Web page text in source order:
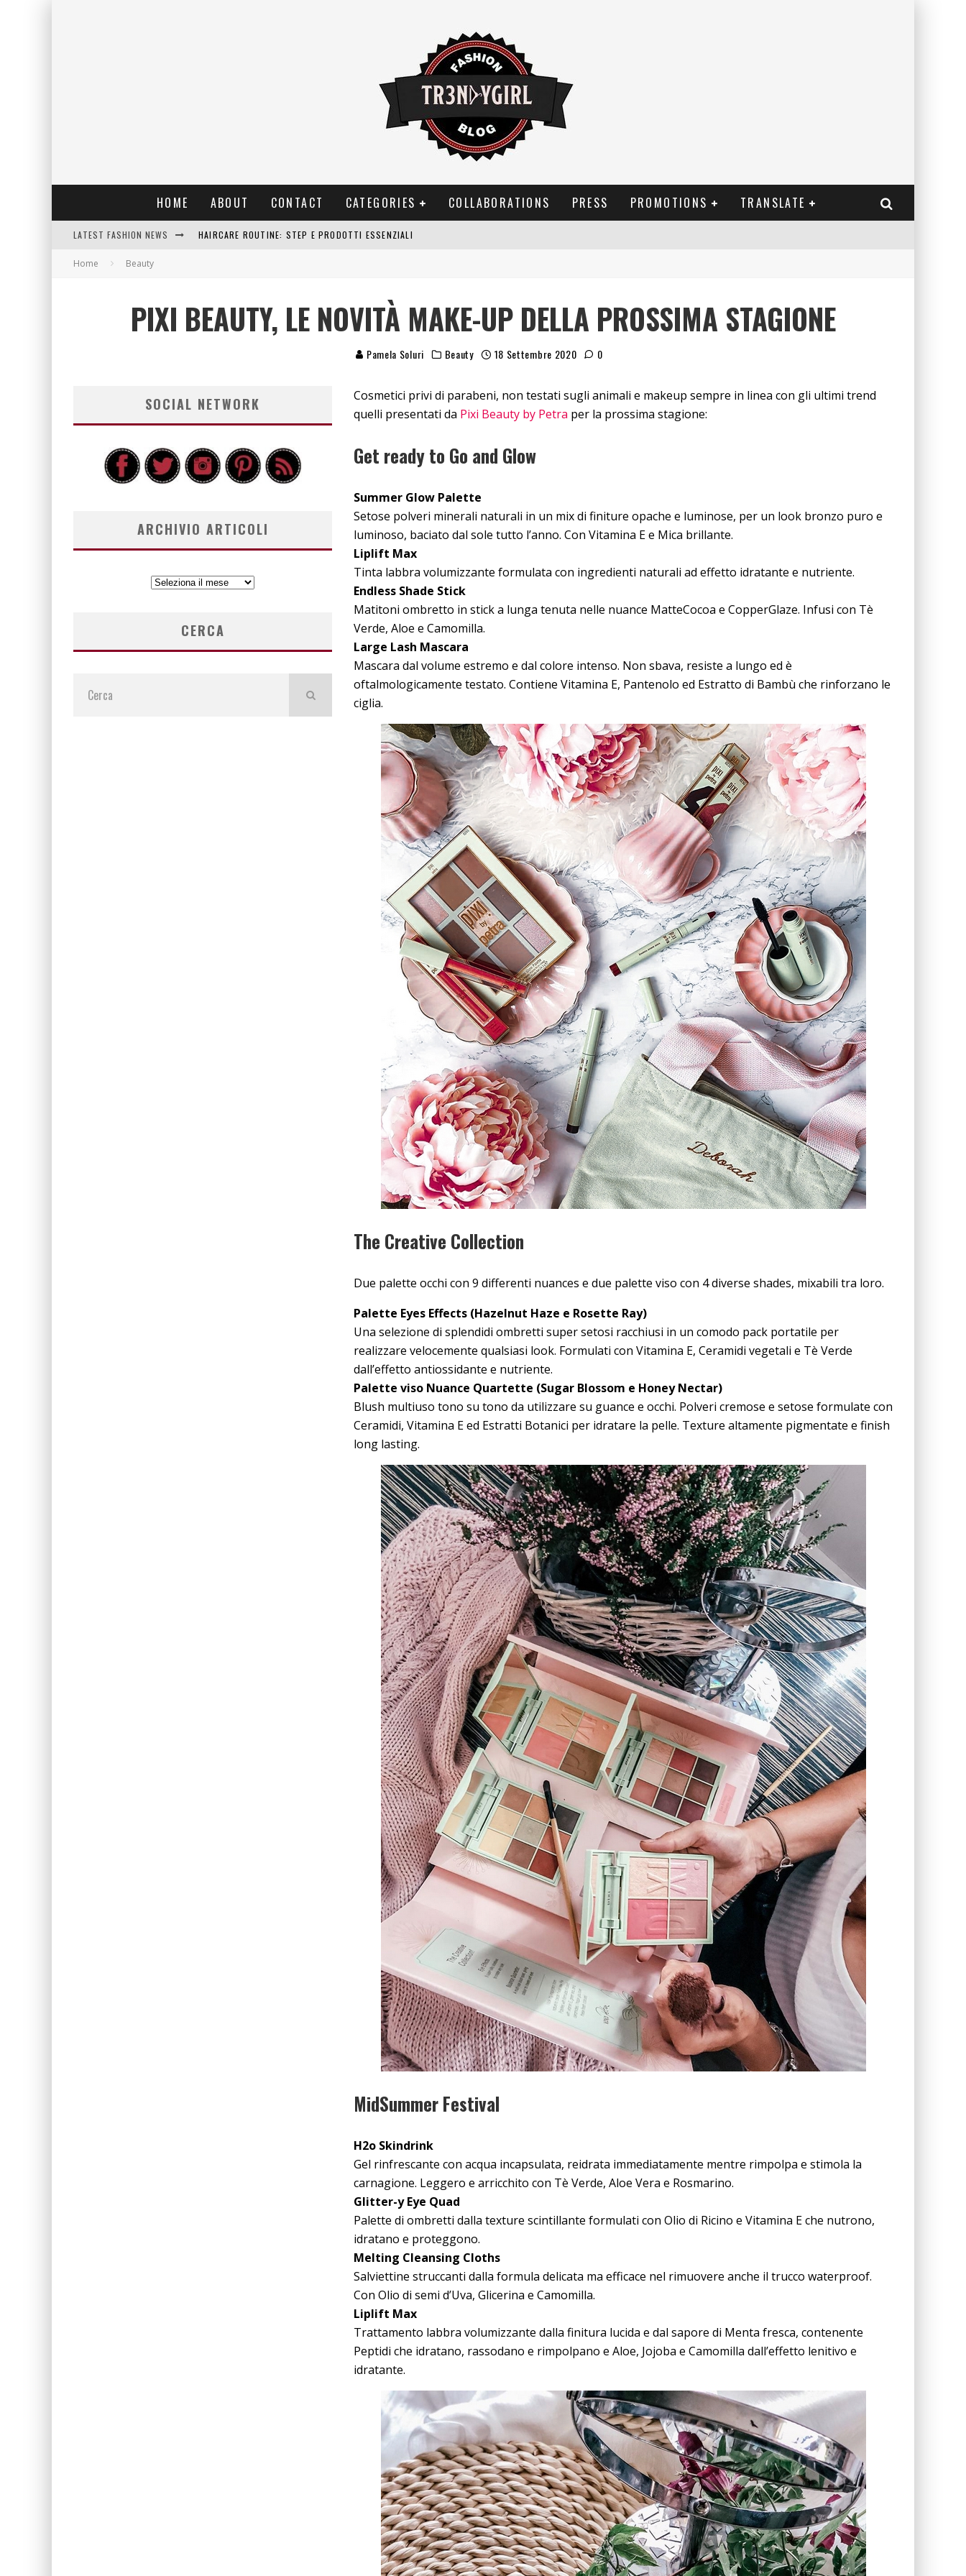
HOME ABOUT CONTACT CATEGORIES COLLABORATIONS PRESS PROMOTIONS TRANSLATE
LATEST FASHION NEWS HAIRCARE ROUTINE: STEP E PRODOTTI ESSENZIALI
DETTAGLI INTRAMONTABILI NEI COSTUMI DA BAGNO DA DONNA: COSA NON PASSA MAI DI MODA?
Home Beauty
PIXI BEAUTY, LE NOVITÀ MAKE-UP DELLA PROSSIMA STAGIONE
Pamela Soluri Beauty 18 Settembre 2020 0
Cosmetici privi di parabeni, non testati sugli animali e makeup sempre in linea con gli ultimi trend
quelli presentati da Pixi Beauty by Petra per la prossima stagione:
Get ready to Go and Glow
Summer Glow Palette
Setose polveri minerali naturali in un mix di finiture opache e luminose, per un look bronzo puro e
luminoso, baciato dal sole tutto l’anno. Con Vitamina E e Mica brillante.
Liplift Max
Tinta labbra volumizzante formulata con ingredienti naturali ad effetto idratante e nutriente.
Endless Shade Stick
Matitoni ombretto in stick a lunga tenuta nelle nuance MatteCocoa e CopperGlaze. Infusi con Tè
Verde, Aloe e Camomilla.
Large Lash Mascara
Mascara dal volume estremo e dal colore intenso. Non sbava, resiste a lungo ed è
oftalmologicamente testato. Contiene Vitamina E, Pantenolo ed Estratto di Bambù che rinforzano le
ciglia.
The Creative Collection
Due palette occhi con 9 differenti nuances e due palette viso con 4 diverse shades, mixabili tra loro.
Palette Eyes Effects (Hazelnut Haze e Rosette Ray)
Una selezione di splendidi ombretti super setosi racchiusi in un comodo pack portatile per
realizzare velocemente qualsiasi look. Formulati con Vitamina E, Ceramidi vegetali e Tè Verde
dall’effetto antiossidante e nutriente.
Palette viso Nuance Quartette (Sugar Blossom e Honey Nectar)
Blush multiuso tono su tono da utilizzare su guance e occhi. Polveri cremose e setose formulate con
Ceramidi, Vitamina E ed Estratti Botanici per idratare la pelle. Texture altamente pigmentate e finish
long lasting.
MidSummer Festival
H2o Skindrink
Gel rinfrescante con acqua incapsulata, reidrata immediatamente mentre rimpolpa e stimola la
carnagione. Leggero e arricchito con Tè Verde, Aloe Vera e Rosmarino.
Glitter-y Eye Quad
Palette di ombretti dalla texture scintillante formulati con Olio di Ricino e Vitamina E che nutrono,
idratano e proteggono.
Melting Cleansing Cloths
Salviettine struccanti dalla formula delicata ma efficace nel rimuovere anche il trucco waterproof.
Con Olio di semi d’Uva, Glicerina e Camomilla.
Liplift Max
Trattamento labbra volumizzante dalla finitura lucida e dal sapore di Menta fresca, contenente
Peptidi che idratano, rassodano e rimpolpano e Aloe, Jojoba e Camomilla dall’effetto lenitivo e
idratante.
SOCIAL NETWORK
ARCHIVIO ARTICOLI
ARCHIVIO
CERCA